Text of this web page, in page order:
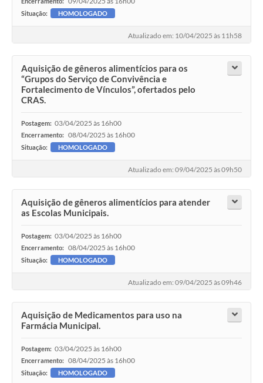
Situação: HOMOLOGADO
Atualizado em: 10/04/2025 às 11h58
Aquisição de gêneros alimentícios para os
“Grupos do Serviço de Convivência e
Fortalecimento de Vínculos”, ofertados pelo
CRAS.
Postagem: 03/04/2025 às 16h00
Encerramento: 08/04/2025 às 16h00
Situação: HOMOLOGADO
Atualizado em: 09/04/2025 às 09h50
Aquisição de gêneros alimentícios para atender
as Escolas Municipais.
Postagem: 03/04/2025 às 16h00
Encerramento: 08/04/2025 às 16h00
Situação: HOMOLOGADO
Atualizado em: 09/04/2025 às 09h46
Aquisição de Medicamentos para uso na
Farmácia Municipal.
Postagem: 03/04/2025 às 16h00
Encerramento: 08/04/2025 às 16h00
Situação: HOMOLOGADO